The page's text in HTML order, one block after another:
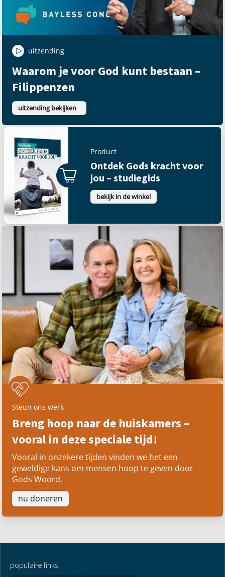
uitzending
Waarom je voor God kunt bestaan –
Filippenzen
uitzending bekijken
Product
Ontdek Gods kracht voor
jou – studiegids
bekijk in de winkel
Steun ons werk
Breng hoop naar de huiskamers –
vooral in deze speciale tijd!
Vooral in onzekere tijden vinden we het een
geweldige kans om mensen hoop te geven door
Gods Woord.
nu doneren
populaire links